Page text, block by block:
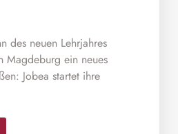
des neuen Lehrjahres
Magdeburg ein neues
Jobea startet ihre